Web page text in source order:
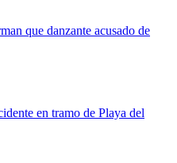
que danzante acusado de
en tramo de Playa del